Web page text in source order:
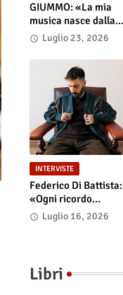
GIUMMO: «La mia
musica nasce dalla
realtà e dalla verità
dei contenuti»
Luglio 23, 2026
INTERVISTE
Federico Di Battista:
«Ogni ricordo
continua a vivere nel
presente»
Luglio 16, 2026
Libri